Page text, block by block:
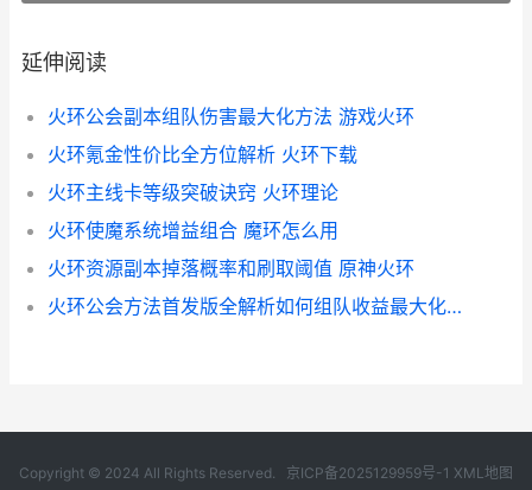
延伸阅读
火环公会副本组队伤害最大化方法 游戏火环
火环氪金性价比全方位解析 火环下载
火环主线卡等级突破诀窍 火环理论
火环使魔系统增益组合 魔环怎么用
火环资源副本掉落概率和刷取阈值 原神火环
火环公会方法首发版全解析如何组队收益最大化 chronicon火环术士
Copyright © 2024 All Rights Reserved. 京ICP备2025129959号-1 XML地图